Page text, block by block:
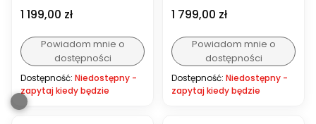
GB
Cena
1 199,00 zł
Powiadom mnie o
dostępności
Dostępność: Niedostępny -
zapytaj kiedy będzie
GB
Cena
1 799,00 zł
Powiadom mnie o
dostępności
Dostępność: Niedostępny -
zapytaj kiedy będzie